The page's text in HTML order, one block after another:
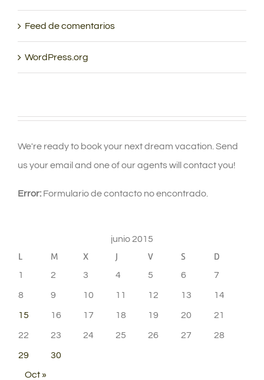
Feed de comentarios
WordPress.org
We're ready to book your next dream vacation. Send
us your email and one of our agents will contact you!
Error: Formulario de contacto no encontrado.
junio 2015
L M X J V S D
1 2 3 4 5 6 7
8 9 10 11 12 13 14
15 16 17 18 19 20 21
22 23 24 25 26 27 28
29 30
Oct »